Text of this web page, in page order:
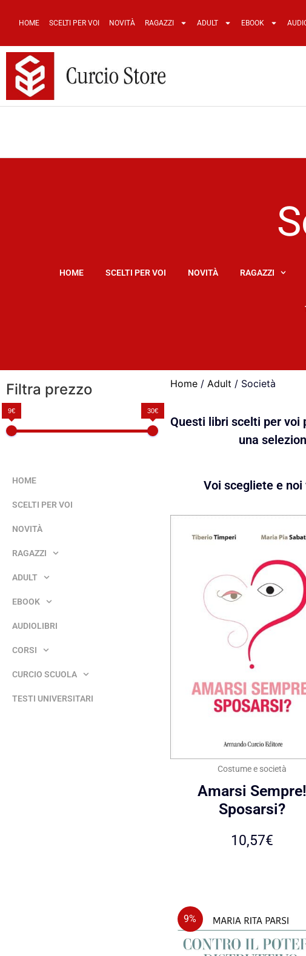
HOME SCELTI PER VOI NOVITÀ RAGAZZI ADULT EBOOK
HOME SCELTI PER VOI NOVITÀ RAGAZZI
Filtra prezzo
9€ 30€
HOME
SCELTI PER VOI
NOVITÀ
RAGAZZI
ADULT
EBOOK
AUDIOLIBRI
CORSI
CURCIO SCUOLA
TESTI UNIVERSITARI
Home / Adult / Società
Questi libri scelti per voi
una
Voi scegliete e
Costume e società
Amarsi Sempre!
Sposarsi?
10,57€
9%